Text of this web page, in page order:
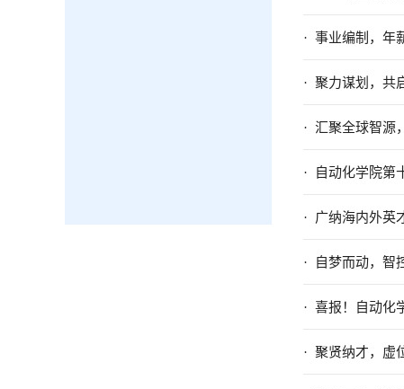
· 事业编制，年
· 聚力谋划，共
· 汇聚全球智源
· 自动化学院第
· 广纳海内外英
· 自梦而动，智
· 喜报！自动化
· 聚贤纳才，虚